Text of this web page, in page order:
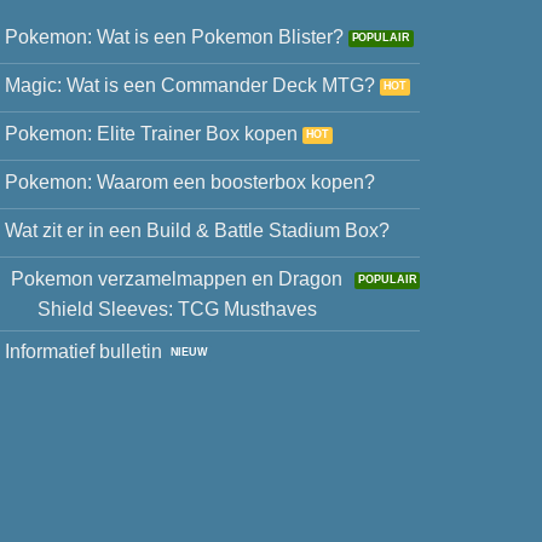
Pokemon: Wat is een Pokemon Blister?
Magic: Wat is een Commander Deck MTG?
Pokemon: Elite Trainer Box kopen
Pokemon: Waarom een boosterbox kopen?
Wat zit er in een Build & Battle Stadium Box?
Pokemon verzamelmappen en Dragon
Shield Sleeves: TCG Musthaves
Informatief bulletin